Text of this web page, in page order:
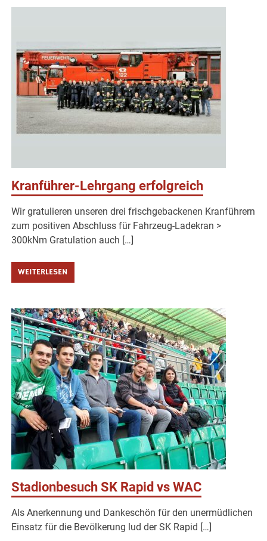
Kranführer-Lehrgang erfolgreich
Wir gratulieren unseren drei frischgebackenen Kranführern
zum positiven Abschluss für Fahrzeug-Ladekran >
300kNm Gratulation auch […]
WEITERLESEN
Stadionbesuch SK Rapid vs WAC
Als Anerkennung und Dankeschön für den unermüdlichen
Einsatz für die Bevölkerung lud der SK Rapid […]